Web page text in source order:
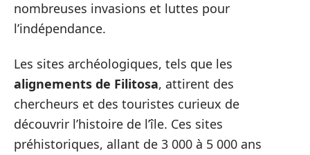
nombreuses invasions et luttes pour
l’indépendance.
Les sites archéologiques, tels que les
alignements de Filitosa, attirent des
chercheurs et des touristes curieux de
découvrir l’histoire de l’île. Ces sites
préhistoriques, allant de 3 000 à 5 000 ans